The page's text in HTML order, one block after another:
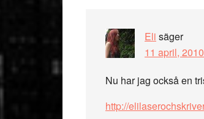
Eli säger
11 april,
Nu har jag också en
http://